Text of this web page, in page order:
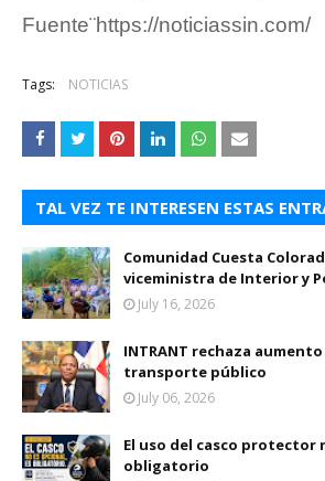
Fuente¨https://noticiassin.com/
Tags: NOTICIAS
TAL VEZ TE INTERESEN ESTAS
Comunidad Cuesta
viceministra de Interior y
July 16, 2026
INTRANT rechaza
transporte público
July 06, 2026
El uso del casco protector
obligatorio